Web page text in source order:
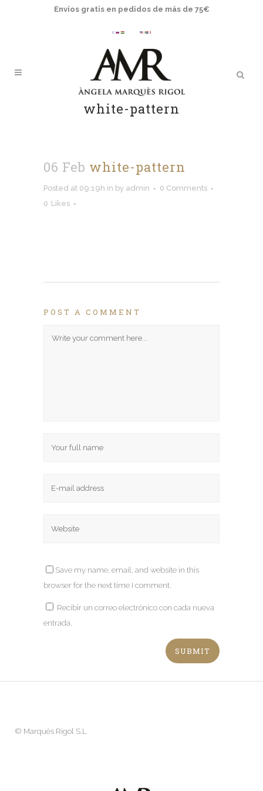
Envíos gratis en pedidos de más de 75€
white-pattern
06 Feb white-pattern
Posted at 09:19h in by admin
0 Comments
0 Likes
POST A COMMENT
Save my name, email, and website in this
browser for the next time I comment.
Recibir un correo electrónico con cada nueva
entrada.
© Marquès Rigol S.L